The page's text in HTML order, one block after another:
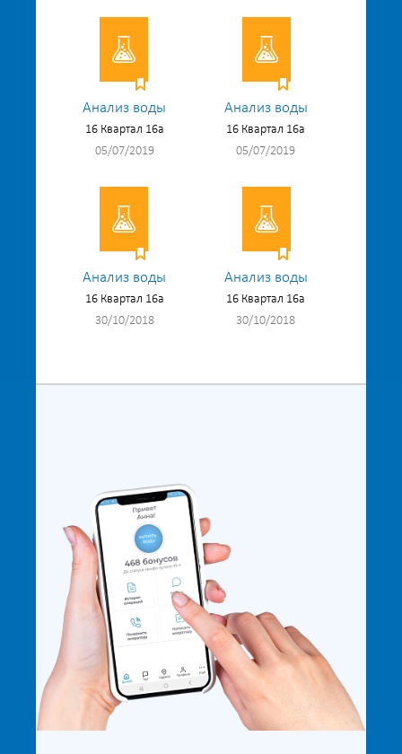
Анализ воды
16 Квартал 16а
05/07/2019
Анализ воды
16 Квартал 16а
05/07/2019
Анализ воды
16 Квартал 16а
30/10/2018
Анализ воды
16 Квартал 16а
30/10/2018